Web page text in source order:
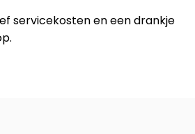
servicekosten en een drankje